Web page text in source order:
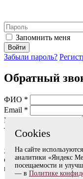
Cookies
На сайте
аналитики «Яндекс
посещаемости и
— в Политике
Запомнить меня
Войти
Забыли пароль?
Обратный
ФИО *
Email *
Мобильный телефон *
Тема *
Я даю согласие на
соответствии с
и
Политикой в